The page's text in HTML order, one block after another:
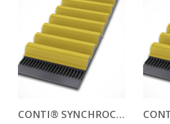
CONTI® SYNCHROCHAIN CARBON CTD 14M 1260 125 C